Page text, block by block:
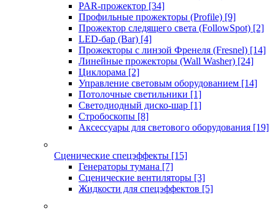
PAR-прожектор [34]
Профильные прожекторы (Profile) [9]
Прожектор следящего света (FollowSpot) [2]
LED-бар (Bar) [4]
Прожекторы с линзой Френеля (Fresnel) [14]
Линейные прожекторы (Wall Washer) [24]
Циклорама [2]
Управление световым оборудованием [14]
Потолочные светильники [1]
Светодиодный диско-шар [1]
Стробоскопы [8]
Аксессуары для светового оборудования [19]
Сценические спецэффекты [15]
Генераторы тумана [7]
Сценические вентиляторы [3]
Жидкости для спецэффектов [5]